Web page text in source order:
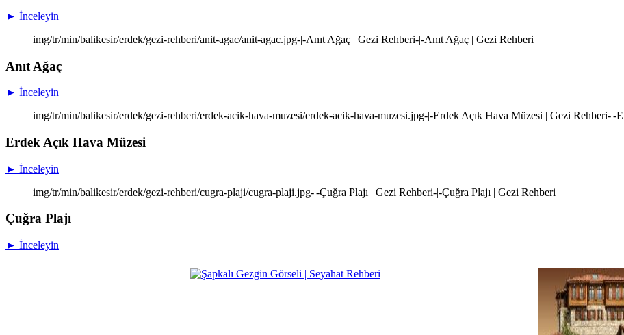
► İnceleyin
img/tr/min/balikesir/erdek/gezi-rehberi/anit-agac/anit-agac.jpg-|-Anıt Ağaç | Gezi Rehberi-|-Anıt Ağaç | Gezi Rehberi
Anıt Ağaç
► İnceleyin
img/tr/min/balikesir/erdek/gezi-rehberi/erdek-acik-hava-muzesi/erdek-acik-hava-muzesi.jpg-|-Erdek Açık Hava Müzesi | Gezi Rehberi-|-
Erdek Açık Hava Müzesi
► İnceleyin
img/tr/min/balikesir/erdek/gezi-rehberi/cugra-plaji/cugra-plaji.jpg-|-Çuğra Plajı | Gezi Rehberi-|-Çuğra Plajı | Gezi Rehberi
Çuğra Plajı
► İnceleyin